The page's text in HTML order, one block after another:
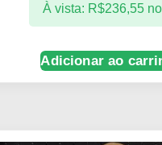
À vista: R$236,55
Adicionar ao